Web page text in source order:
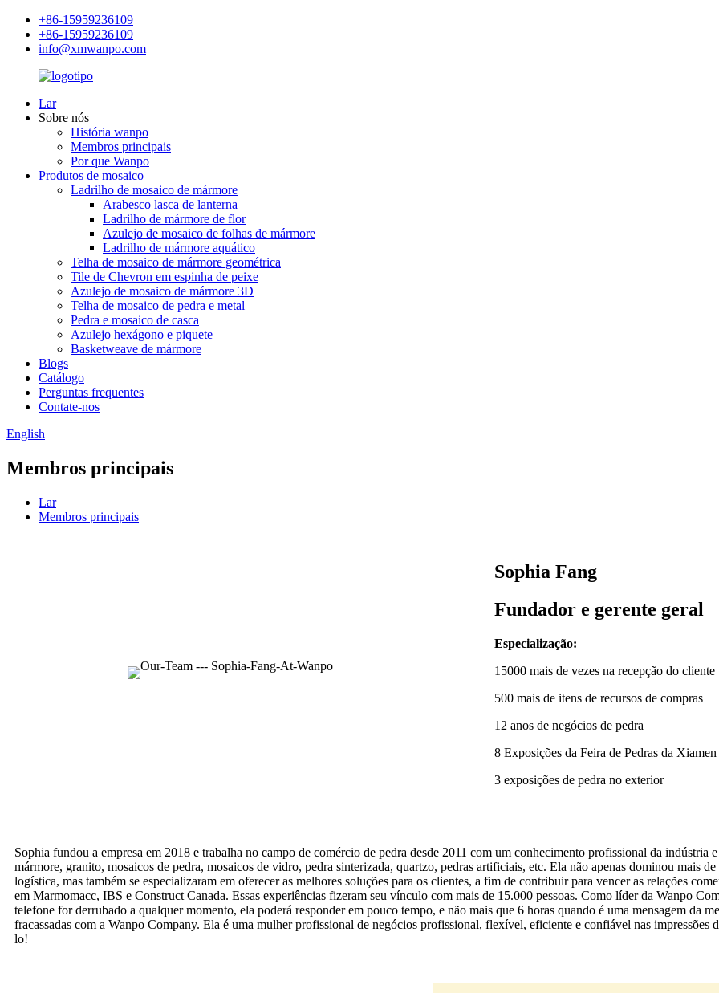
+86-15959236109
+86-15959236109
info@xmwanpo.com
Lar
Sobre nós
História wanpo
Membros principais
Por que Wanpo
Produtos de mosaico
Ladrilho de mosaico de mármore
Arabesco lasca de lanterna
Ladrilho de mármore de flor
Azulejo de mosaico de folhas de mármore
Ladrilho de mármore aquático
Telha de mosaico de mármore geométrica
Tile de Chevron em espinha de peixe
Azulejo de mosaico de mármore 3D
Telha de mosaico de pedra e metal
Pedra e mosaico de casca
Azulejo hexágono e piquete
Basketweave de mármore
Blogs
Catálogo
Perguntas frequentes
Contate-nos
English
Membros principais
Lar
Membros principais
Sophia Fang
Fundador e gerente geral
Especialização:
15000 mais de vezes na recepção do cliente
500 mais de itens de recursos de compras
12 anos de negócios de pedra
8 Exposições da Feira de Pedras da Xiamen
3 exposições de pedra no exterior
Sophia fundou a empresa em 2018 e trabalha no campo de comércio de pedra desde 2011 com um conhecimento profissional da indústria
mármore, granito, mosaicos de pedra, mosaicos de vidro, pedra sinterizada, quartzo, pedras artificiais, etc. Ela não apenas dominou mais
logística, mas também se especializaram em oferecer as melhores soluções para os clientes, a fim de contribuir para vencer as relações
em Marmomacc, IBS e Construct Canada. Essas experiências fizeram seu vínculo com mais de 15.000 pessoas. Como líder da Wanpo
telefone for derrubado a qualquer momento, ela poderá responder em pouco tempo, e não mais que 6 horas quando é uma mensagem da
fracassadas com a Wanpo Company. Ela é uma mulher profissional de negócios profissional, flexível, eficiente e confiável nas impressões
lo!